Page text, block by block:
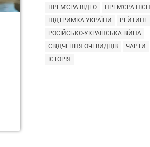
ПРЕМ'ЄРА ВІДЕО
ПРЕМ'ЄРА ПІСНІ
ПІДТРИМКА УКРАЇНИ
РЕЙТИНГ
РОСІЙСЬКО-УКРАЇНСЬКА ВІЙНА
СВІДЧЕННЯ ОЧЕВИДЦІВ
ЧАРТИ
ІСТОРІЯ